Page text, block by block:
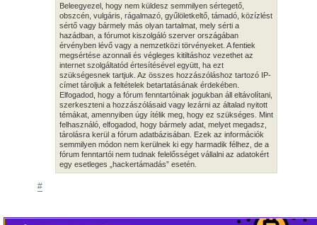
Beleegyezel, hogy nem küldesz semmilyen sértegető,
obszcén, vulgáris, rágalmazó, gyűlöletkeltő, támadó, közízlést
sértő vagy bármely más olyan tartalmat, mely sérti a
hazádban, a fórumot kiszolgáló szerver országában
érvényben lévő vagy a nemzetközi törvényeket. A fentiek
megsértése azonnali és végleges kitiltáshoz vezethet az
internet szolgáltatód értesítésével együtt, ha ezt
szükségesnek tartjuk. Az összes hozzászóláshoz tartozó IP-
címet tároljuk a feltételek betartatásának érdekében.
Elfogadod, hogy a fórum fenntartóinak jogukban áll eltávolítani,
szerkeszteni a hozzászólásaid vagy lezárni az általad nyitott
témákat, amennyiben úgy ítélik meg, hogy ez szükséges. Mint
felhasználó, elfogadod, hogy bármely adat, melyet megadsz,
tárolásra kerül a fórum adatbázisában. Ezek az információk
semmilyen módon nem kerülnek ki egy harmadik félhez, de a
fórum fenntartói nem tudnak felelősséget vállalni az adatokért
egy esetleges „hackertámadás” esetén.
#